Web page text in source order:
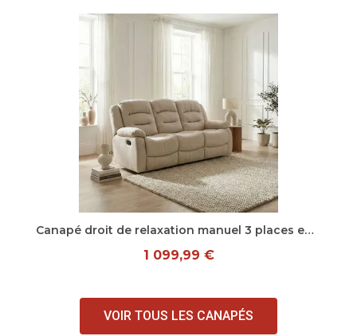
Aperçu rapide Canapé droit de relaxation manuel 3 places en tissu beige Pretoria
1 099,99 €
VOIR TOUS LES CANAPÉS